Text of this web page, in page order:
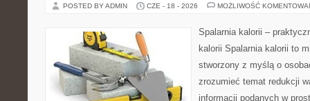
POSTED BY ADMIN CZE - 18 - 2026 MOŻLIWOŚĆ
Spalarnia kalorii –
kalorii Spalarnia kalorii to
stworzony z myślą o
zrozumieć temat redukcji
informacji podanych w